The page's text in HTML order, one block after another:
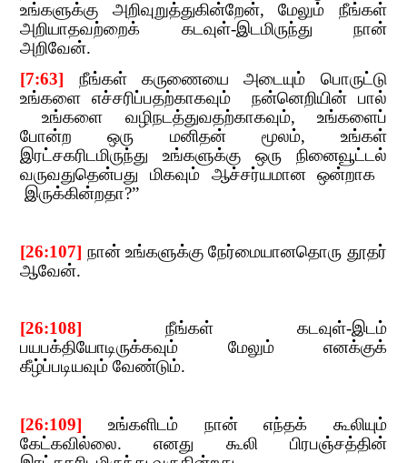
உங்களுக்கு அறிவுறுத்துகின்றேன்,​​மேலும் நீங்கள்
அறியாதவற்றைக் கடவுள்-இடமிருந்து நான்
அறிவேன்.
[7:63]
நீங்கள் கருணையை அடையும் பொருட்டு
உங்களை எச்சரிப்பதற்காகவும் ​​ நன்னெறியின் பால்
உங்களை வழிநடத்துவதற்காகவும்,​​ உங்களைப்
போன்ற ஒரு மனிதன் மூலம்,​​ உங்கள்
இரட்சகரிடமிருந்து உங்களுக்கு ஒரு நினைவூட்டல்
வருவதுதென்பது மிகவும் ஆச்சர்யமான​​ஒன்றாக
இருக்கின்றதா?”
[26:107] நான் உங்களுக்கு நேர்மையானதொரு தூதர்
ஆவேன்.
[26:108]
நீங்கள் கடவுள்-இடம்
பயபக்தியோடிருக்கவும் மேலும் எனக்குக்
கீழ்ப்படியவும் வேண்டும்.
[26:109]
உங்களிடம் நான் எந்தக் கூலியும்
கேட்கவில்லை. எனது கூலி பிரபஞ்சத்தின்